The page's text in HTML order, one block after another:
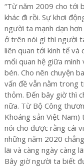
“Từ năm 2009 cho tới
khác đi rồi. Sự khơi
người ta mạnh dạn
ở trên nói gì thì người
liên quan tới kinh tế và
mối quan hệ giữa
bén. Cho nên chuyện
vấn đề vẫn nằm trong
thỏm. Đến bây giờ thì
nữa. Từ Bộ Công
Khoáng sản Việt
nói cho được rằng cái
những năm 2020
lãi và càng ngày càng
Bây giờ người ta biết